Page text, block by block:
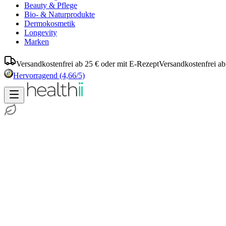
Beauty & Pflege
Bio- & Naturprodukte
Dermokosmetik
Longevity
Marken
Versandkostenfrei ab 25 € oder mit E-RezeptVersandkostenfrei
Hervorragend (4,66/5)